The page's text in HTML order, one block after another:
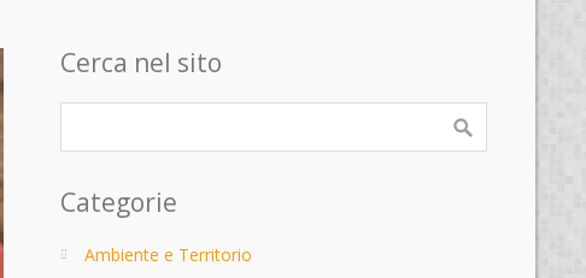
Cerca nel sito
Categorie
Ambiente e Territorio